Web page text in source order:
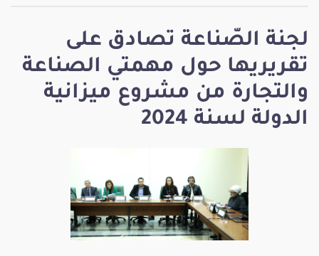
لجنة الصّناعة تصادق على
تقريريها حول مهمتي الصناعة
والتجارة من مشروع ميزانية
الدولة لسنة 2024